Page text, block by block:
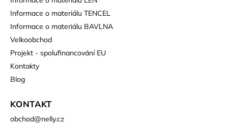
Informace o materiálu TENCEL
Informace o materiálu BAVLNA
Velkoobchod
Projekt - spolufinancování EU
Kontakty
Blog
KONTAKT
obchod@nelly.cz